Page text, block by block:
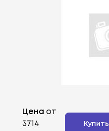
Цена от
3714
Купить